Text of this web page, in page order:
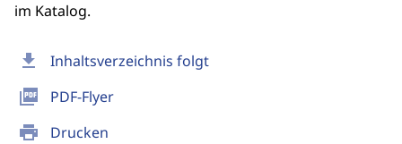
download Inhaltsverzeichnis folgt
picture_as_pdf PDF-Flyer
print Drucken
im Katalog.